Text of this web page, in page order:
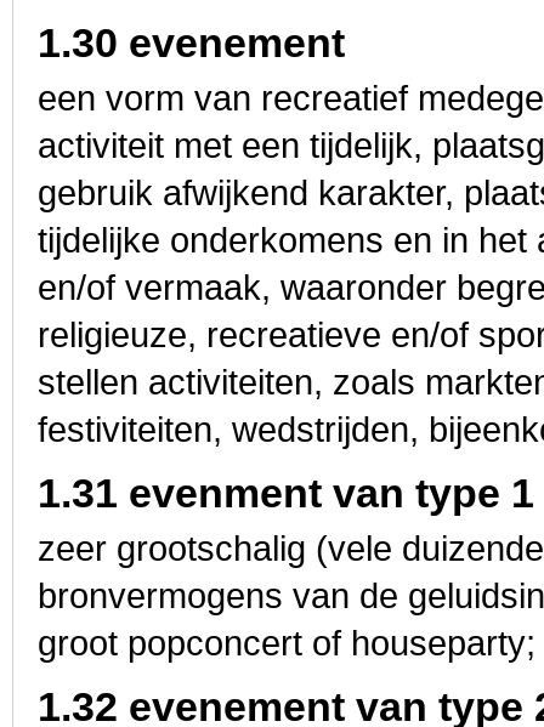
1.30 evenement
een vorm van recreatief
activiteit met een tijdelijk,
gebruik afwijkend karakter,
tijdelijke onderkomens en in
en/of vermaak, waaronder
religieuze, recreatieve en/of
stellen activiteiten, zoals
festiviteiten, wedstrijden,
1.31 evenment van type 1
zeer grootschalig (vele
bronvermogens van de
groot popconcert of houseparty;
1.32 evenement van type